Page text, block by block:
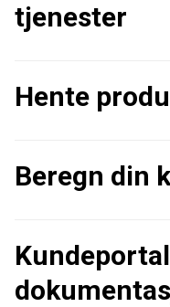
tjenester
Hente
Beregn din